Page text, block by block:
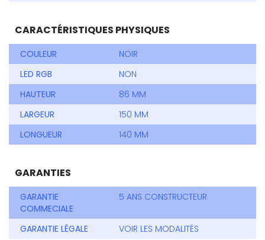
CARACTÉRISTIQUES PHYSIQUES
COULEUR
NOIR
LED RGB
NON
HAUTEUR
86 MM
LARGEUR
150 MM
LONGUEUR
140 MM
GARANTIES
GARANTIE
COMMECIALE
5 ANS CONSTRUCTEUR
GARANTIE LÉGALE VOIR LES MODALITÉS